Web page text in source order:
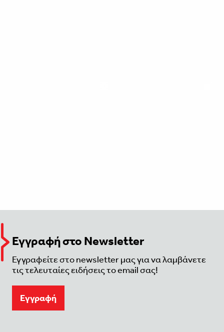
Εγγραφή στο Newsletter
Εγγραφείτε στο newsletter μας για να λαμβάνετε
τις τελευταίες ειδήσεις το email σας!
Eγγραφή